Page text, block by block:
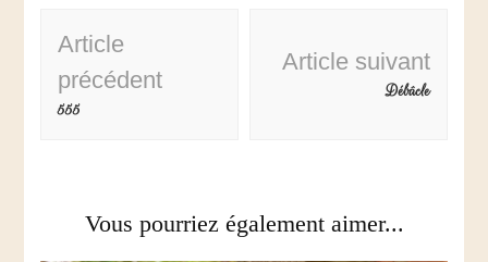
Article
précédent
555
Article suivant
Débâcle
Vous pourriez également aimer...